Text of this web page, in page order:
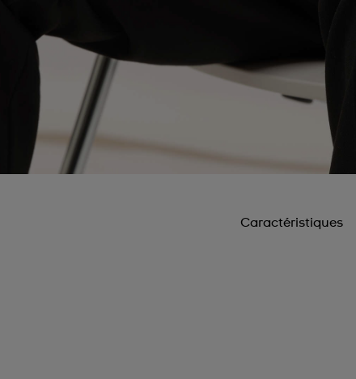
Caractéristiques